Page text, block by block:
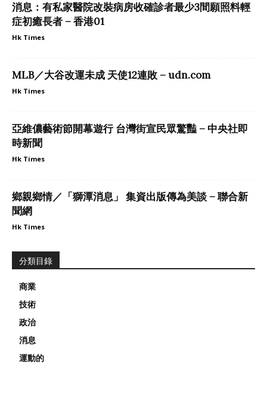
消息：有私家醫院改裝病房收確診者最少3間願照料輕
症初癒長者 – 香港01
Hk Times
MLB／大谷改運未成 天使12連敗 – udn.com
Hk Times
亞維儂藝術節開幕遊行 台灣街宣民眾驚豔 – 中央社即
時新聞
Hk Times
鄉親鄉情／「獅潭消息」 集資出版傳為美談 – 聯合新
聞網
Hk Times
分類目錄
商業
技術
政治
消息
運動的